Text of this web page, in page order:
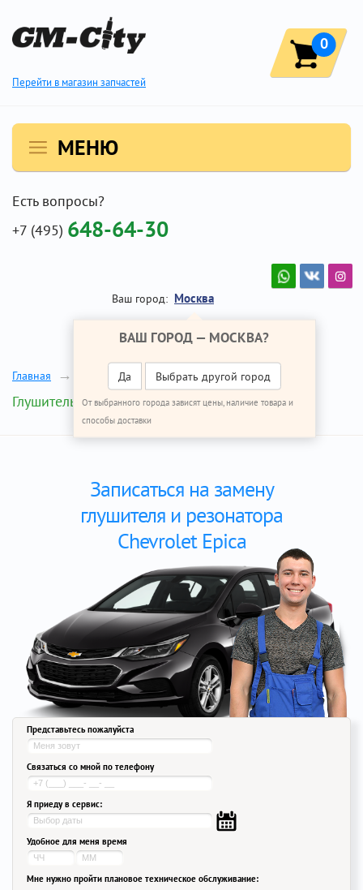
Перейти в магазин запчастей
0
МЕНЮ
Есть вопросы?
+7 (495) 648-64-30
Ваш город: Москва
ВАШ ГОРОД — МОСКВА?
Да Выбрать другой город
От выбранного города зависят цены, наличие товара и
способы доставки
Главная Ремонт Шевроле Эпика
Глушитель и резонатор
Записаться на замену
глушителя и резонатора
Chevrolet Epica
Представьтесь пожалуйста
Связаться со мной по телефону
Я приеду в сервис:
Удобное для меня время
Мне нужно пройти плановое техническое обслуживание: